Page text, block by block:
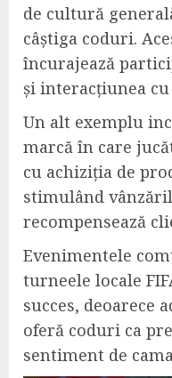
de cultură
câștiga coduri.
încurajează
și interacțiunea
Un alt exemplu
marcă în care
cu achiziția de
stimulând
recompensează
Evenimentele
turneele locale
succes, deoarece
oferă coduri ca
sentiment de